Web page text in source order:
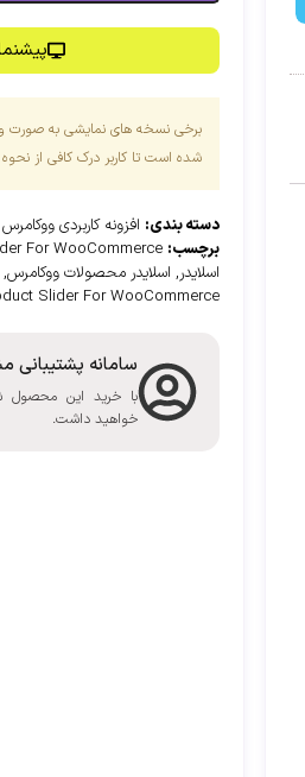
برخی نسخه های نمایشی به صورت
شده است تا کاربر درک کافی از نحوه
دسته بندی: افزونه کاربردی ووکامرس
برچسب: For WooCommerce
اسلایدر, اسلایدر محصولات ووکامرس,
Slider For WooCommerce
سامانه پشتیبانی
خواهید داشت.